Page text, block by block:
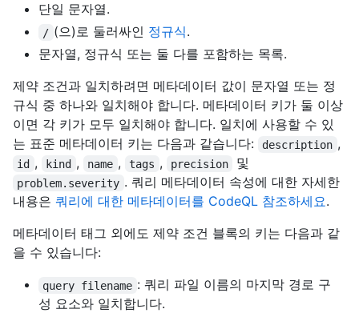
단일 문자열.
/ (으)로 둘러싸인 정규식.
문자열, 정규식 또는 둘 다를 포함하는 목록.
제약 조건과 일치하려면 메타데이터 값이 문자열 또는 정
규식 중 하나와 일치해야 합니다. 메타데이터 키가 둘 이상
이면 각 키가 모두 일치해야 합니다. 일치에 사용할 수 있
는 표준 메타데이터 키는 다음과 같습니다:
description ,
id , kind , name , tags , precision 및
problem.severity . 쿼리 메타데이터 속성에 대한 자세한
내용은 쿼리에 대한 메타데이터를 CodeQL 참조하세요.
메타데이터 태그 외에도 제약 조건 블록의 키는 다음과 같
을 수 있습니다:
query filename : 쿼리 파일 이름의 마지막 경로 구
성 요소와 일치합니다.